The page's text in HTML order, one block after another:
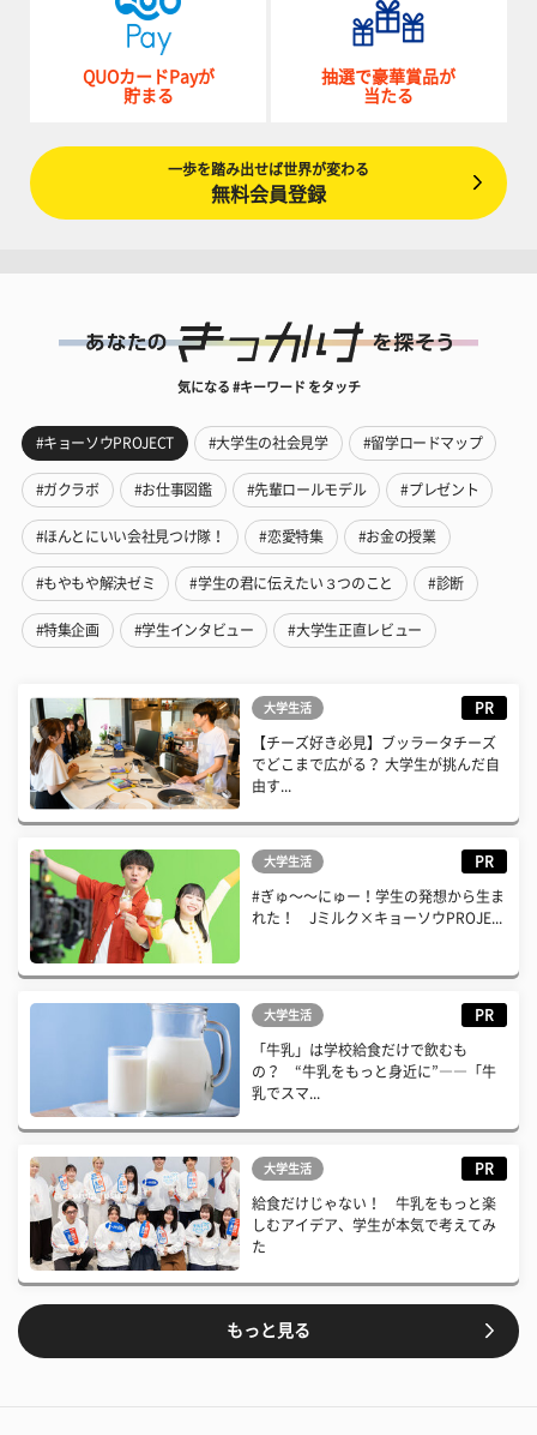
QUOカードPayが
貯まる
抽選で豪華賞品が
当たる
一歩を踏み出せば世界が変わる
無料会員登録
気になる #キーワード をタッチ
#キョーソウPROJECT #大学生の社会見学 #留学ロードマップ
#ガクラボ #お仕事図鑑 #先輩ロールモデル #プレゼント
#ほんとにいい会社見つけ隊！ #恋愛特集 #お金の授業
#もやもや解決ゼミ #学生の君に伝えたい３つのこと #診断
#特集企画 #学生インタビュー #大学生正直レビュー
大学生活 PR
【チーズ好き必見】ブッラータチーズ
でどこまで広がる？ 大学生が挑んだ自
由す...
大学生活 PR
#ぎゅ〜〜にゅー！学生の発想から生ま
れた！ Jミルク×キョーソウPROJE...
大学生活 PR
「牛乳」は学校給食だけで飲むも
の？ “牛乳をもっと身近に”――「牛
乳でスマ...
大学生活 PR
給食だけじゃない！ 牛乳をもっと楽
しむアイデア、学生が本気で考えてみ
た
もっと見る